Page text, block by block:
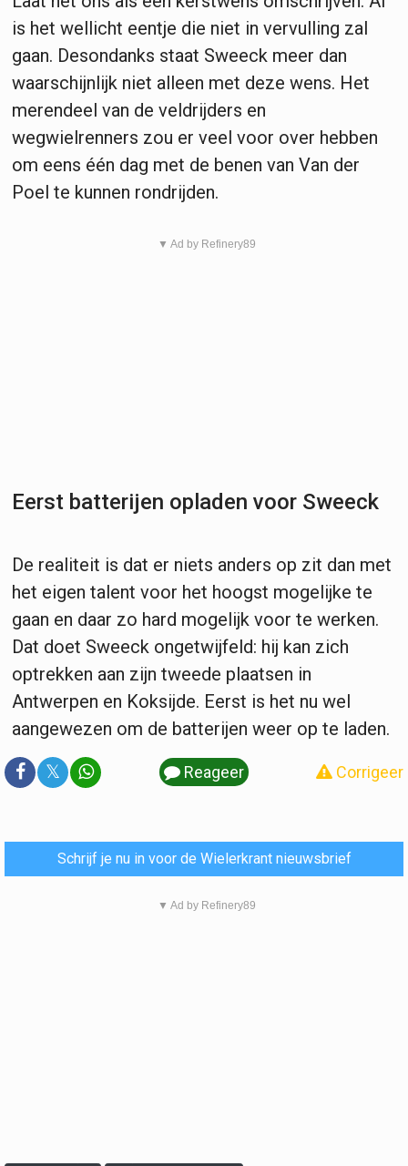
is het wellicht eentje die niet in vervulling zal
gaan. Desondanks staat Sweeck meer dan
waarschijnlijk niet alleen met deze wens. Het
merendeel van de veldrijders en
wegwielrenners zou er veel voor over hebben
om eens één dag met de benen van Van der
Poel te kunnen rondrijden.
▼ Ad by Refinery89
Eerst batterijen opladen voor Sweeck
De realiteit is dat er niets anders op zit dan met
het eigen talent voor het hoogst mogelijke te
gaan en daar zo hard mogelijk voor te werken.
Dat doet Sweeck ongetwijfeld: hij kan zich
optrekken aan zijn tweede plaatsen in
Antwerpen en Koksijde. Eerst is het nu wel
aangewezen om de batterijen weer op te laden.
𝕏 Reageer Corrigeer
Schrijf je nu in voor de Wielerkrant nieuwsbrief
▼ Ad by Refinery89